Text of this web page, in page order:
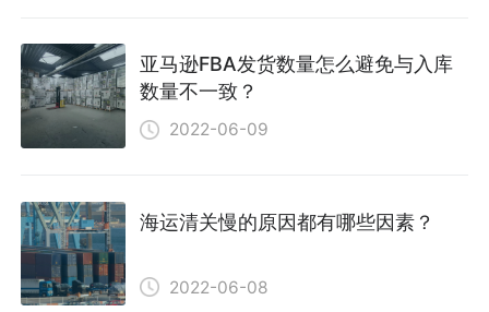
亚马逊FBA发货数量怎么避免与入库
数量不一致？
2022-06-09
海运清关慢的原因都有哪些因素？
2022-06-08